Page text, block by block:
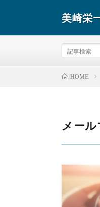
美崎栄
HOME
メー